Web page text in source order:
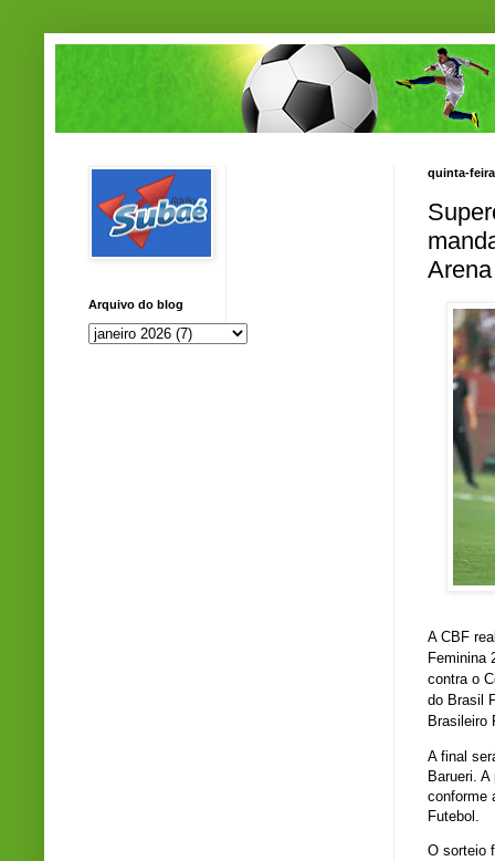
quinta-
A CBF
Feminina
contra o
do Brasil
Brasileiro
A final
Barueri.
conforme
Futebol.
O sorteio
Arquivo do blog